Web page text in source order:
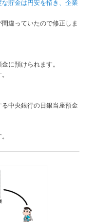
貯金は円安を招き、企業
違っていたので修正しま
に預けられます。
中央銀行の日銀当座預金